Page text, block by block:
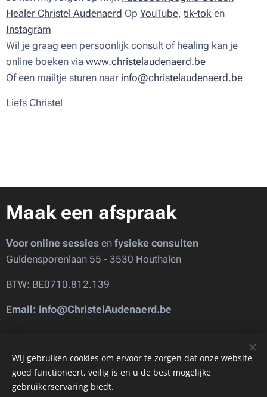
Healer Christel Audenaerd Op YouTube, tik-tok en
Instagram
Wil je graag een persoonlijk consult of healing kan je
online boeken via www.christelaudenaerd.be
Of een mailtje sturen naar info@christelaudenaerd.be
Liefs Christel ♥
Maak een afspraak
Voor online sessies en fysieke consulten
Guldensporenlaan 55 - 3530 Houthalen
BTW: BE0710.812.139
Email: info@ChristelAudenaerd.be
Wij gebruiken cookies om ervoor te zorgen dat onze website
goed functioneert, veilig is en u de best mogelijke
gebruikerservaring biedt.